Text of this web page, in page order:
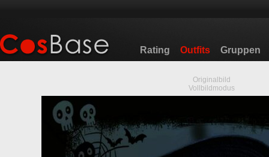
Rating Outfits Gruppen
Originalbild
Vollbildmodus